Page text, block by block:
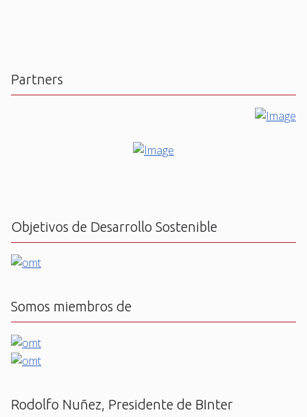
Partners
Objetivos de Desarrollo Sostenible
Somos miembros de
Rodolfo Nuñez, Presidente de BInter